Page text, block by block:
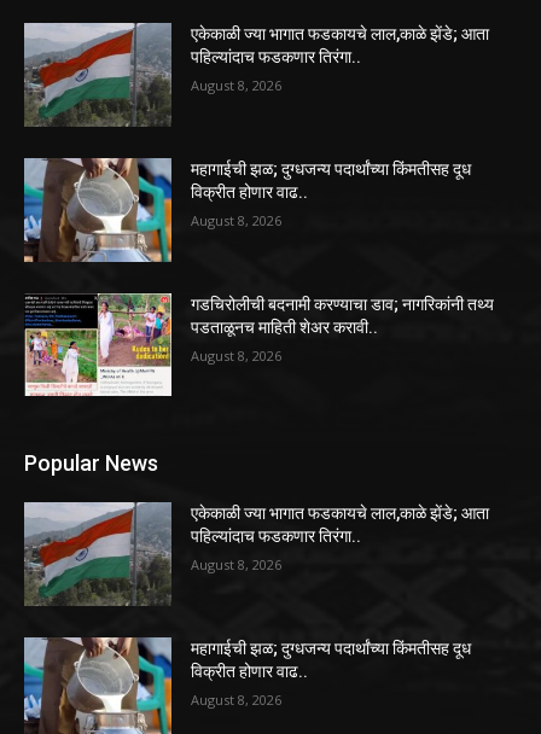
एकेकाळी ज्या भागात फडकायचे लाल,काळे झेंडे; आता
पहिल्यांदाच फडकणार तिरंगा..
August 8, 2026
महागाईची झळ; दुग्धजन्य पदार्थांच्या किंमतीसह दूध
विक्रीत होणार वाढ..
August 8, 2026
गडचिरोलीची बदनामी करण्याचा डाव; नागरिकांनी तथ्य
पडताळूनच माहिती शेअर करावी..
August 8, 2026
Popular News
एकेकाळी ज्या भागात फडकायचे लाल,काळे झेंडे; आता
पहिल्यांदाच फडकणार तिरंगा..
August 8, 2026
महागाईची झळ; दुग्धजन्य पदार्थांच्या किंमतीसह दूध
विक्रीत होणार वाढ..
August 8, 2026